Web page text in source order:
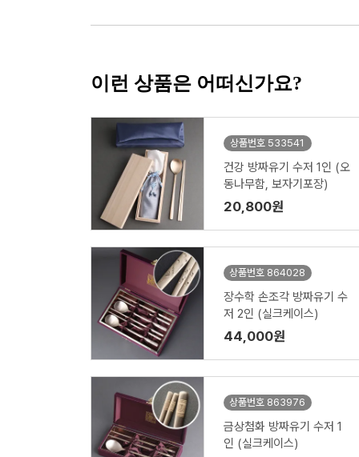
이런 상품은 어떠신가요?
상품번호 533541
건강 방짜유기 수저 1인 (오
동나무함, 보자기포장)
20,800원
상품번호 864028
장수학 손조각 방짜유기 수
저 2인 (실크케이스)
44,000원
상품번호 863976
금상첨화 방짜유기 수저 1
인 (실크케이스)